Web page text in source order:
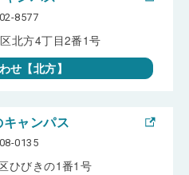
8577
北方4丁目2番1号
せ【北方】
ャンパス
0135
ひびきの1番1号